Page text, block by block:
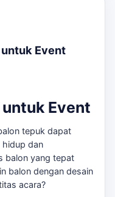
Event
Event
tepuk dapat
hidup dan
balon yang tepat
balon dengan desain
acara?